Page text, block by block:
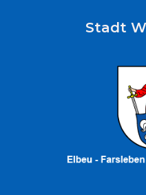
Stadt